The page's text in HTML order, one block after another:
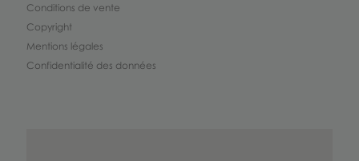
Conditions de vente
Copyright
Mentions légales
Confidentialité des données